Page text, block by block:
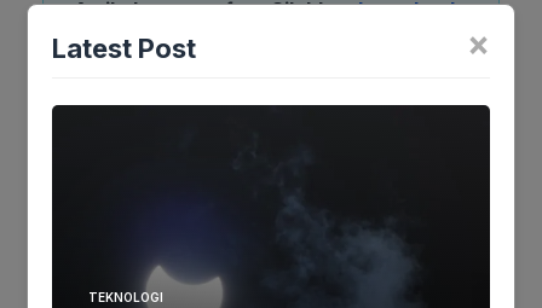
Artikel maupun foto SilahkanLaporkan!
Terima Kasih
×
Latest Post
TEKNOLOGI